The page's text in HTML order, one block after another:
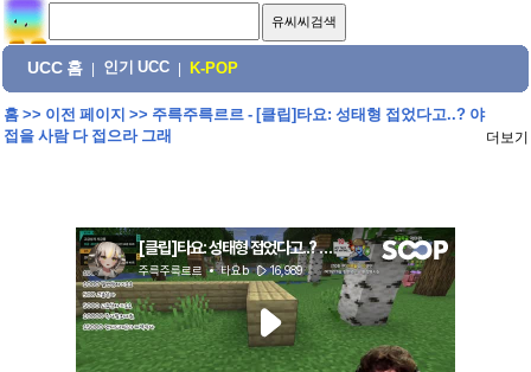
UCC 홈 인기 UCC K-POP
홈>> 이전 페이지 >> 주륵주륵르르 - [클립]타요: 성태형 접었다고..? 야
접을 사람 다 접으라 그래
더보기